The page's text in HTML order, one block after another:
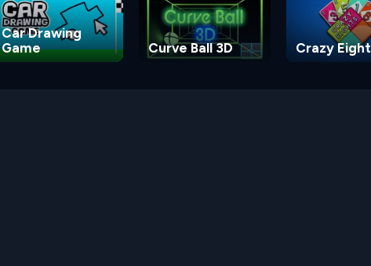
Car Drawing
Game
Curve Ball 3D Crazy